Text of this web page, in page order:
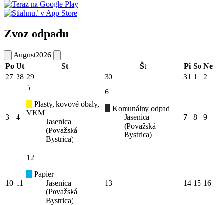
Zvoz odpadu
August2026
Po Ut St Št Pi So Ne
27 28 29 30 31 1 2
3 4
5
Plasty, kovové obaly,
VKM
Jasenica
(Považská
Bystrica)
6
Komunálny odpad
Jasenica
(Považská
Bystrica)
7 8 9
10 11
12
Papier
Jasenica
(Považská
Bystrica)
13 14 15 16